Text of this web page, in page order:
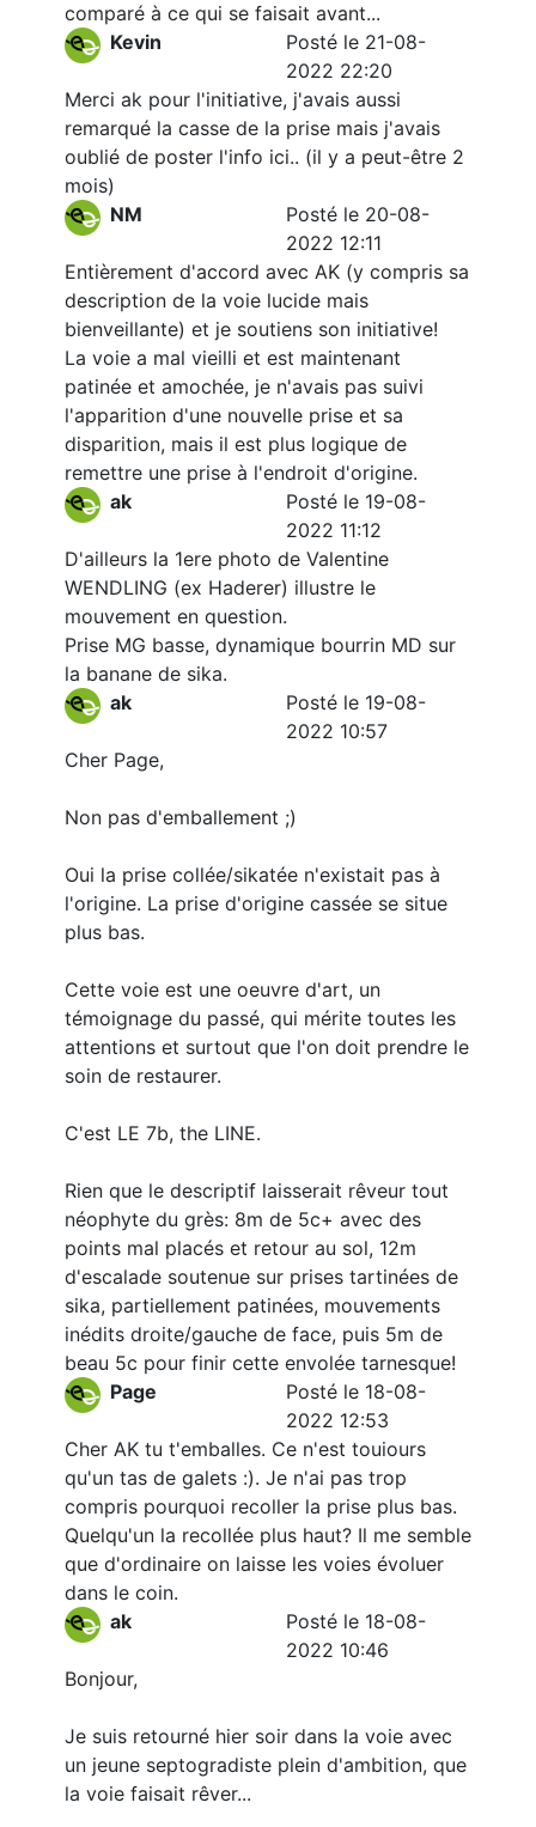
comparé à ce qui se faisait avant...
Kevin
Posté le 21-08-
2022 22:20
Merci ak pour l'initiative, j'avais aussi
remarqué la casse de la prise mais j'avais
oublié de poster l'info ici.. (il y a peut-être 2
mois)
NM
Posté le 20-08-
2022 12:11
Entièrement d'accord avec AK (y compris sa
description de la voie lucide mais
bienveillante) et je soutiens son initiative!
La voie a mal vieilli et est maintenant
patinée et amochée, je n'avais pas suivi
l'apparition d'une nouvelle prise et sa
disparition, mais il est plus logique de
remettre une prise à l'endroit d'origine.
ak
Posté le 19-08-
2022 11:12
D'ailleurs la 1ere photo de Valentine
WENDLING (ex Haderer) illustre le
mouvement en question.
Prise MG basse, dynamique bourrin MD sur
la banane de sika.
ak
Posté le 19-08-
2022 10:57
Cher Page,
Non pas d'emballement ;)
Oui la prise collée/sikatée n'existait pas à
l'origine. La prise d'origine cassée se situe
plus bas.
Cette voie est une oeuvre d'art, un
témoignage du passé, qui mérite toutes les
attentions et surtout que l'on doit prendre le
soin de restaurer.
C'est LE 7b, the LINE.
Rien que le descriptif laisserait rêveur tout
néophyte du grès: 8m de 5c+ avec des
points mal placés et retour au sol, 12m
d'escalade soutenue sur prises tartinées de
sika, partiellement patinées, mouvements
inédits droite/gauche de face, puis 5m de
beau 5c pour finir cette envolée tarnesque!
Page
Posté le 18-08-
2022 12:53
Cher AK tu t'emballes. Ce n'est touiours
qu'un tas de galets :). Je n'ai pas trop
compris pourquoi recoller la prise plus bas.
Quelqu'un la recollée plus haut? Il me semble
que d'ordinaire on laisse les voies évoluer
dans le coin.
ak
Posté le 18-08-
2022 10:46
Bonjour,
Je suis retourné hier soir dans la voie avec
un jeune septogradiste plein d'ambition, que
la voie faisait rêver...